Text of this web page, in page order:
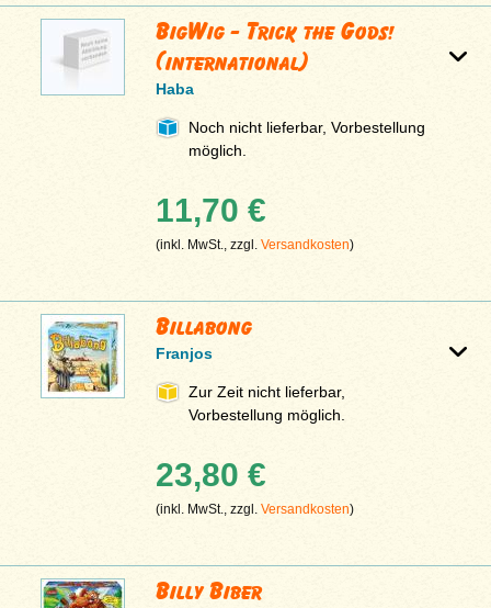
BigWig - Trick the Gods!
(international)
Haba
Noch nicht lieferbar, Vorbestellung
möglich.
11,70 €
(inkl. MwSt., zzgl.Versandkosten)
Billabong
Franjos
Zur Zeit nicht lieferbar,
Vorbestellung möglich.
23,80 €
(inkl. MwSt., zzgl.Versandkosten)
Billy Biber